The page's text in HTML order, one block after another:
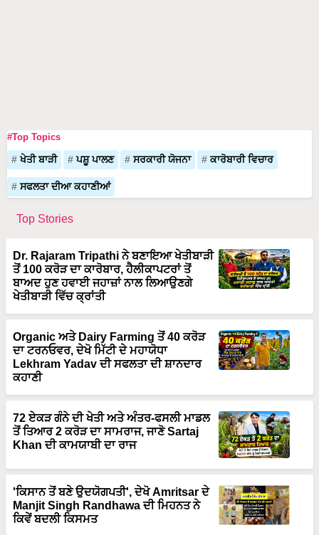
#Top Topics
ਖੇਤੀ ਬਾੜੀ ਪਸ਼ੂ ਪਾਲਣ ਸਰਕਾਰੀ ਯੋਜਨਾ ਕਾਰੋਬਾਰੀ ਵਿਚਾਰ
ਸਫਲਤਾ ਦੀਆ ਕਹਾਣੀਆਂ
Top Stories
Dr. Rajaram Tripathi ਨੇ ਬਣਾਇਆ ਖੇਤੀਬਾੜੀ
ਤੋਂ 100 ਕਰੋੜ ਦਾ ਕਾਰੋਬਾਰ, ਹੈਲੀਕਾਪਟਰਾਂ ਤੋਂ
ਬਾਅਦ ਹੁਣ ਹਵਾਈ ਜਹਾਜ਼ਾਂ ਨਾਲ ਲਿਆਉਣਗੇ
ਖੇਤੀਬਾੜੀ ਵਿੱਚ ਕ੍ਰਾਂਤੀ
Organic ਅਤੇ Dairy Farming ਤੋਂ 40 ਕਰੋੜ
ਦਾ ਟਰਨਓਵਰ, ਦੇਖੋ ਮਿੱਟੀ ਦੇ ਮਹਾਯੋਧਾ
Lekhram Yadav ਦੀ ਸਫਲਤਾ ਦੀ ਸ਼ਾਨਦਾਰ
ਕਹਾਣੀ
72 ਏਕੜ ਗੰਨੇ ਦੀ ਖੇਤੀ ਅਤੇ ਅੰਤਰ-ਫਸਲੀ ਮਾਡਲ
ਤੋਂ ਤਿਆਰ 2 ਕਰੋੜ ਦਾ ਸਾਮਰਾਜ, ਜਾਣੋ Sartaj
Khan ਦੀ ਕਾਮਯਾਬੀ ਦਾ ਰਾਜ
'ਕਿਸਾਨ ਤੋਂ ਬਣੇ ਉਦਯੋਗਪਤੀ', ਦੇਖੋ Amritsar ਦੇ
Manjit Singh Randhawa ਦੀ ਮਿਹਨਤ ਨੇ
ਕਿਵੇਂ ਬਦਲੀ ਕਿਸਮਤ